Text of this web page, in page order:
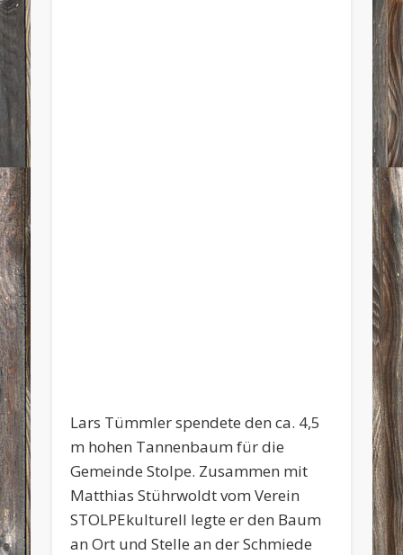
Lars Tümmler spendete den ca. 4,5
m hohen Tannenbaum für die
Gemeinde Stolpe. Zusammen mit
Matthias Stührwoldt vom Verein
STOLPEkulturell legte er den Baum
an Ort und Stelle an der Schmiede